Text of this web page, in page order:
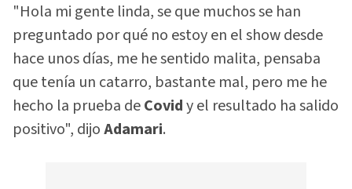
"Hola mi gente linda, se que muchos se han
preguntado por qué no estoy en el show desde
hace unos días, me he sentido malita, pensaba
que tenía un catarro, bastante mal, pero me he
hecho la prueba deCovidy el resultado ha salido
positivo", dijoAdamari.